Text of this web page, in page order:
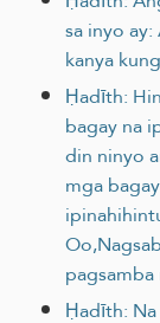
sa inyo
kanya
Ḥadīth:
bagay na
din ninyo
mga
Ḥadīth: